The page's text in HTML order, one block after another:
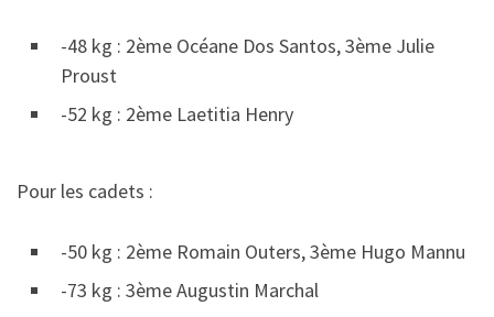
-48 kg : 2ème Océane Dos Santos, 3ème Julie
Proust
-52 kg : 2ème Laetitia Henry
Pour les cadets :
-50 kg : 2ème Romain Outers, 3ème Hugo Mannu
-73 kg : 3ème Augustin Marchal